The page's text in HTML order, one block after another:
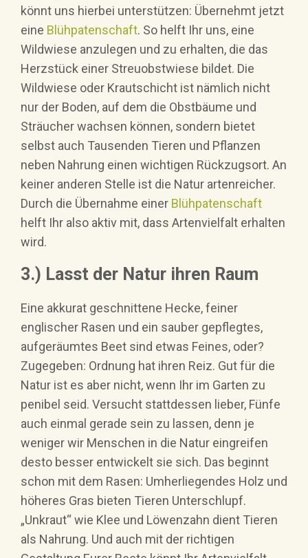
könnt uns hierbei unterstützen: Übernehmt jetzt
eine Blühpatenschaft. So helft Ihr uns, eine
Wildwiese anzulegen und zu erhalten, die das
Herzstück einer Streuobstwiese bildet. Die
Wildwiese oder Krautschicht ist nämlich nicht
nur der Boden, auf dem die Obstbäume und
Sträucher wachsen können, sondern bietet
selbst auch Tausenden Tieren und Pflanzen
neben Nahrung einen wichtigen Rückzugsort. An
keiner anderen Stelle ist die Natur artenreicher.
Durch die Übernahme einer Blühpatenschaft
helft Ihr also aktiv mit, dass Artenvielfalt erhalten
wird.
3.) Lasst der Natur ihren Raum
Eine akkurat geschnittene Hecke, feiner
englischer Rasen und ein sauber gepflegtes,
aufgeräumtes Beet sind etwas Feines, oder?
Zugegeben: Ordnung hat ihren Reiz. Gut für die
Natur ist es aber nicht, wenn Ihr im Garten zu
penibel seid. Versucht stattdessen lieber, Fünfe
auch einmal gerade sein zu lassen, denn je
weniger wir Menschen in die Natur eingreifen
desto besser entwickelt sie sich. Das beginnt
schon mit dem Rasen: Umherliegendes Holz und
höheres Gras bieten Tieren Unterschlupf.
„Unkraut“ wie Klee und Löwenzahn dient Tieren
als Nahrung. Und auch mit der richtigen